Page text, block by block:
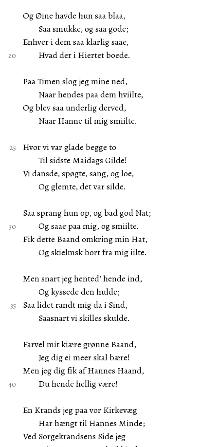
Og Øine havde hun saa blaa,
Saa smukke, og saa gode;
Enhver i dem saa klarlig saae,
Hvad der i Hiertet boede.
Paa Timen slog jeg mine ned,
Naar hendes paa dem hviilte,
Og blev saa underlig derved,
Naar Hanne til mig smiilte.
Hvor vi var glade begge to
Til sidste Maidags Gilde!
Vi dansde, spøgte, sang, og loe,
Og glemte, det var silde.
Saa sprang hun op, og bad god Nat;
Og saae paa mig, og smiilte.
Fik dette Baand omkring min Hat,
Og skielmsk bort fra mig iilte.
Men snart jeg hented’ hende ind,
Og kyssede den hulde;
Saa lidet randt mig da i Sind,
Saasnart vi skilles skulde.
Farvel mit kiære grønne Baand,
Jeg dig ei meer skal bære!
Men jeg dig fik af Hannes Haand,
Du hende hellig være!
En Krands jeg paa vor Kirkevæg
Har hængt til Hannes Minde;
Ved Sorgekrandsens Side jeg